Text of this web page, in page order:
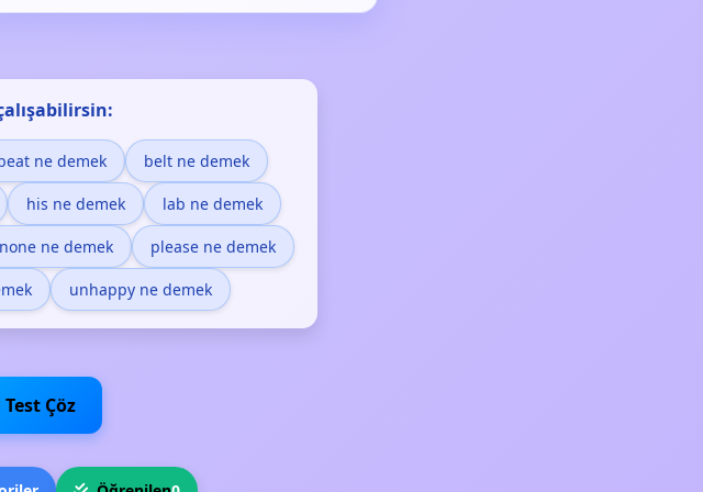
ne demek belt ne demek
his ne demek lab ne demek
none ne demek please ne demek
unhappy ne demek
Çöz